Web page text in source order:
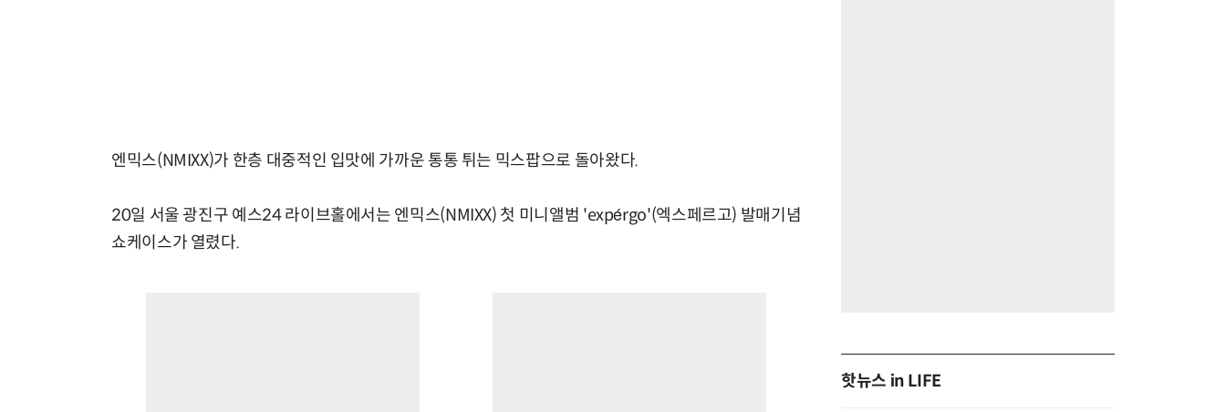
엔믹스(NMIXX)가 한층 대중적인 입맛에 가까운 통통 튀는 믹스팝으로 돌아왔다.
20일 서울 광진구 예스24 라이브홀에서는 엔믹스(NMIXX) 첫 미니앨범 'expérgo'(엑스페르고) 발매기념
쇼케이스가 열렸다.
핫뉴스 in LIFE